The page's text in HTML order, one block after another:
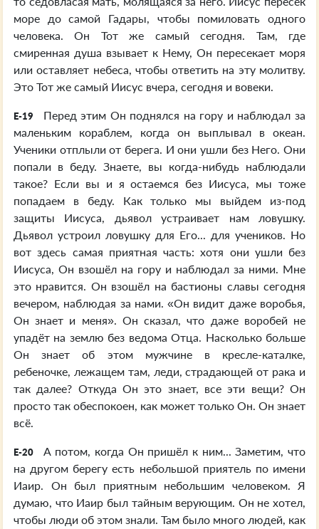
море до самой Гадары, чтобы помиловать одного
человека. Он Тот же самый сегодня. Там, где
смиренная душа взывает к Нему, Он пересекает моря
или оставляет небеса, чтобы ответить на эту молитву.
Это Тот же самый Иисус вчера, сегодня и вовеки.
E-19
Перед этим Он поднялся на гору и наблюдал за
маленьким кораблем, когда он выплывал в океан.
Ученики отплыли от берега. И они ушли без Него. Они
попали в беду. Знаете, вы когда-нибудь наблюдали
такое? Если вы и я остаемся без Иисуса, мы тоже
попадаем в беду. Как только мы выйдем из-под
защиты Иисуса, дьявол устраивает нам ловушку.
Дьявол устроил ловушку для Его... для учеников. Но
вот здесь самая приятная часть: хотя они ушли без
Иисуса, Он взошёл на гору и наблюдал за ними. Мне
это нравится. Он взошёл на бастионы славы сегодня
вечером, наблюдая за нами. «Он видит даже воробья,
Он знает и меня». Он сказал, что даже воробей не
упадёт на землю без ведома Отца. Насколько больше
Он знает об этом мужчине в кресле-каталке,
ребеночке, лежащем там, леди, страдающей от рака и
так далее? Откуда Он это знает, все эти вещи? Он
просто так обеспокоен, как может только Он. Он знает
всё.
E-20
А потом, когда Он пришёл к ним... Заметим, что
на другом берегу есть небольшой приятель по имени
Иаир. Он был приятным небольшим человеком. Я
думаю, что Иаир был тайным верующим. Он не хотел,
чтобы люди об этом знали. Там было много людей, как